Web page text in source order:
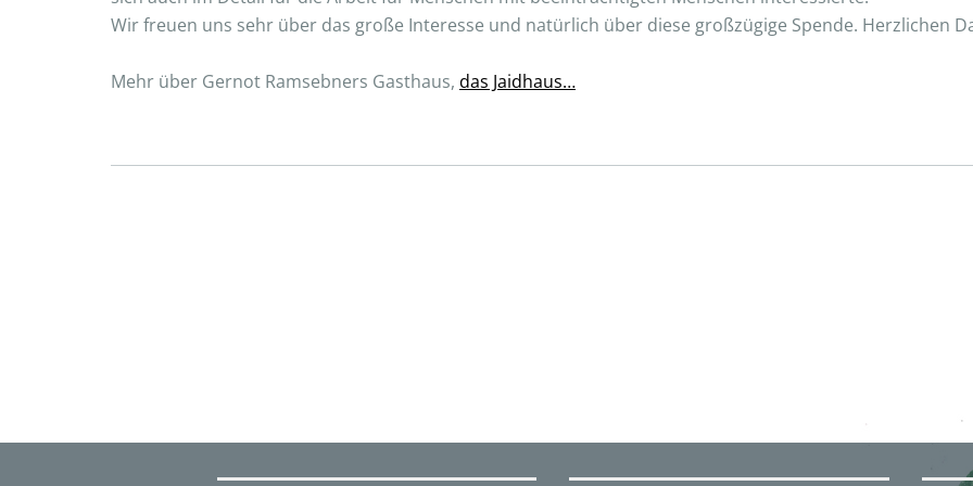
Wir freuen uns sehr über das große Interesse und natürlich über diese großzügige Spende. Herzlichen
Mehr über Gernot Ramsebners Gasthaus, das Jaidhaus…